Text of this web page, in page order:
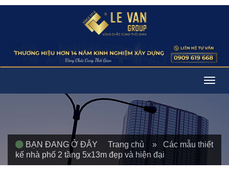
BẠN ĐANG Ở ĐÂY Trang chủ » Các mẫu thiết
kế nhà phố 2 tầng 5x13m đẹp và hiện đại